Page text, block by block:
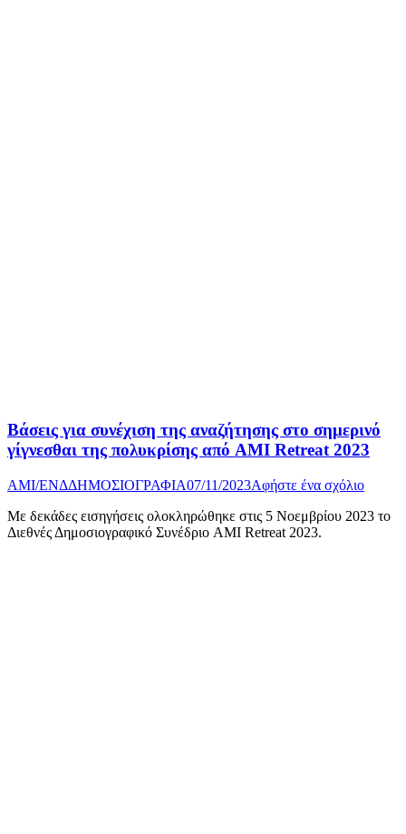
Bάσεις για συνέχιση της αναζήτησης στο σημερινό
γίγνεσθαι της πολυκρίσης από AMI Retreat 2023
AMI/ΕΝΔΔΗΜΟΣΙΟΓΡΑΦΙΑ07/11/2023Αφήστε ένα σχόλιο
Με δεκάδες εισηγήσεις ολοκληρώθηκε στις 5 Νοεμβρίου 2023 το
Διεθνές Δημοσιογραφικό Συνέδριο AMI Retreat 2023.